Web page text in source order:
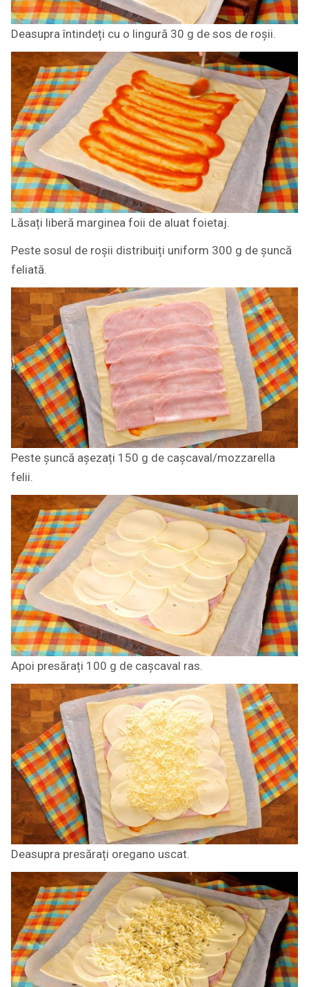
Deasupra întindeți cu o lingură 30 g de sos de roșii.
Lăsați liberă marginea foii de aluat foietaj.
Peste sosul de roșii distribuiți uniform 300 g de șuncă
feliată.
Peste șuncă așezați 150 g de cașcaval/mozzarella
felii.
Apoi presărați 100 g de cașcaval ras.
Deasupra presărați oregano uscat.